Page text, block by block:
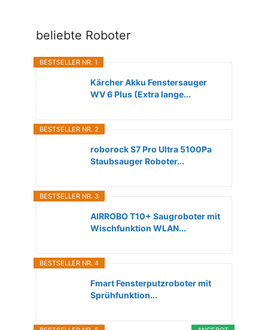
beliebte Roboter
BESTSELLER NR. 1
Kärcher Akku Fenstersauger
WV 6 Plus (Extra lange...
BESTSELLER NR. 2
roborock S7 Pro Ultra 5100Pa
Staubsauger Roboter...
BESTSELLER NR. 3
AIRROBO T10+ Saugroboter mit
Wischfunktion WLAN...
BESTSELLER NR. 4
Fmart Fensterputzroboter mit
Sprühfunktion...